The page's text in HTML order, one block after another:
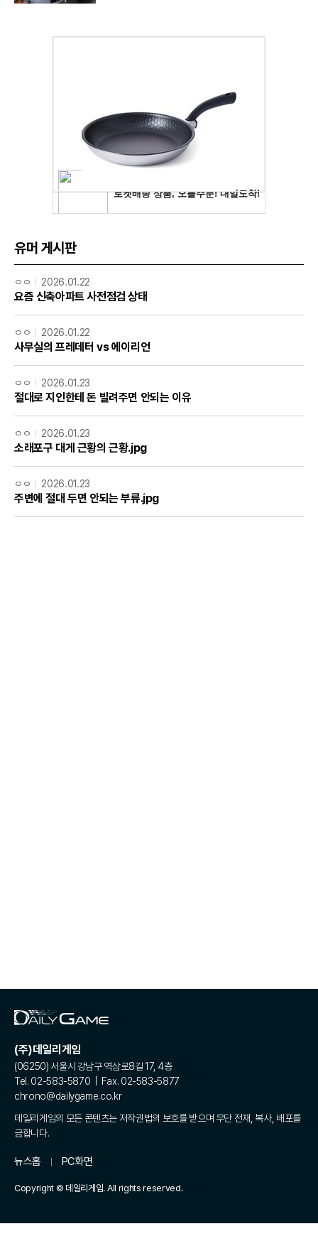
유머 게시판
ㅇㅇ 2026.01.22
요즘 신축아파트 사전점검 상태
ㅇㅇ 2026.01.22
사무실의 프레데터 vs 에이리언
ㅇㅇ 2026.01.23
절대로 지인한테 돈 빌려주면 안되는 이유
ㅇㅇ 2026.01.23
소래포구 대게 근황의 근황.jpg
ㅇㅇ 2026.01.23
주변에 절대 두면 안되는 부류.jpg
(주)데일리게임
(06250) 서울시 강남구 역삼로8길 17, 4층
Tel. 02-583-5870 | Fax. 02-583-5877
chrono@dailygame.co.kr
데일리게임의 모든 콘텐츠는 저작권법의 보호를 받으며 무단 전재, 복사, 배포를
금합니다.
뉴스홈 PC화면
Copyright © 데일리게임. All rights reserved.